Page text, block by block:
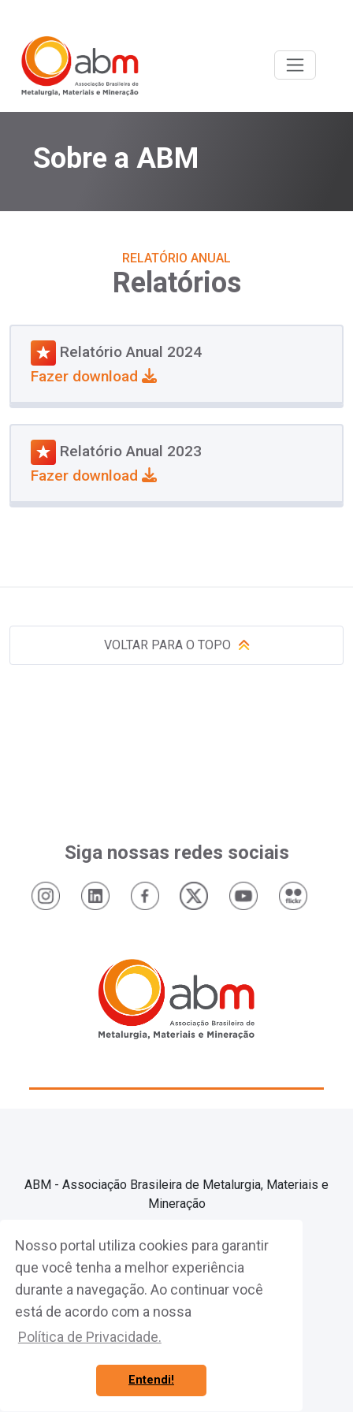
Nosso portal utiliza cookies para garantir
que você tenha a melhor experiência
durante a navegação. Ao continuar você
está de acordo com a nossa
Política de Privacidade.
Entendi!
Sobre a ABM
RELATÓRIO ANUAL
Relatórios
Relatório Anual 2024
Fazer download
Relatório Anual 2023
Fazer download
VOLTAR PARA O TOPO
Siga nossas redes sociais
ABM - Associação Brasileira de Metalurgia, Materiais e
Mineração
Associe-se
Fazer Login